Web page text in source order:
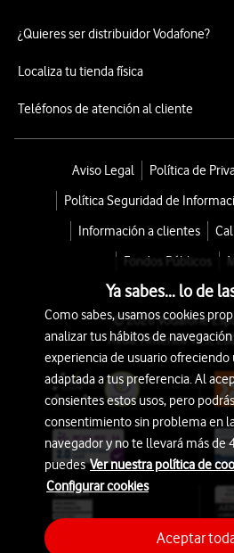
¿Quieres ser distribuidor Vodafone?
Localiza tu tienda física
Teléfonos de atención al cliente
Aviso Legal
Política de
Política Seguridad de
Información a clientes
Fondos Públicos
© 2026 Vodafone
Avda. América 115,
Ya sabes... lo de
Como sabes, usamos cookies
analizar tus hábitos de
experiencia de usuario ofreciendo
adaptada a tus preferencia. Al
consientes estos usos, pero
consentimiento sin problema en
navegador y no te llevará más de
puedesVer nuestra política de
Configurar cookies
Aceptar